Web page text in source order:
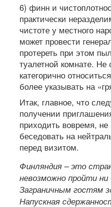
6) финн и
практически
чистоте у местного
может провести
протереть при этом
туалетной комнате.
категорично
более указывать на
Итак, главное, что
получении
приходить вовремя,
беседовать на
перед визитом.
Финляндия – это
невозможно пройти
Заграничным гостям
Напускная